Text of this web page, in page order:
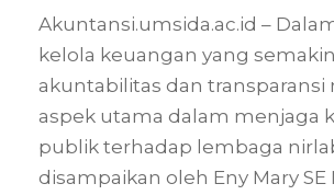
Akuntansi.umsida.ac.id –
kelola keuangan yang
akuntabilitas dan transparansi
aspek utama dalam menjaga
publik terhadap lembaga
disampaikan oleh Eny Mary SE